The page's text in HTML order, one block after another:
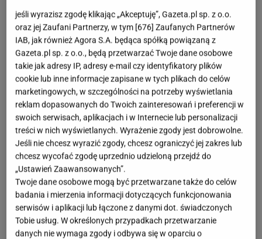
jeśli wyrazisz zgodę klikając „Akceptuję”, Gazeta.pl sp. z o.o.
oraz jej Zaufani Partnerzy, w tym [676] Zaufanych Partnerów
IAB, jak również Agora S.A. będąca spółką powiązaną z
Gazeta.pl sp. z o.o., będą przetwarzać Twoje dane osobowe
takie jak adresy IP, adresy e-mail czy identyfikatory plików
cookie lub inne informacje zapisane w tych plikach do celów
marketingowych, w szczególności na potrzeby wyświetlania
reklam dopasowanych do Twoich zainteresowań i preferencji w
swoich serwisach, aplikacjach i w Internecie lub personalizacji
treści w nich wyświetlanych. Wyrażenie zgody jest dobrowolne.
Jeśli nie chcesz wyrazić zgody, chcesz ograniczyć jej zakres lub
chcesz wycofać zgodę uprzednio udzieloną przejdź do
„Ustawień Zaawansowanych”.
Twoje dane osobowe mogą być przetwarzane także do celów
badania i mierzenia informacji dotyczących funkcjonowania
serwisów i aplikacji lub łączone z danymi dot. świadczonych
Tobie usług. W określonych przypadkach przetwarzanie
danych nie wymaga zgody i odbywa się w oparciu o